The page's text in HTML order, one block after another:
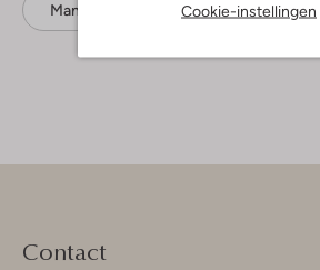
Cookie-instellingen
Mantels Ydence
Contact